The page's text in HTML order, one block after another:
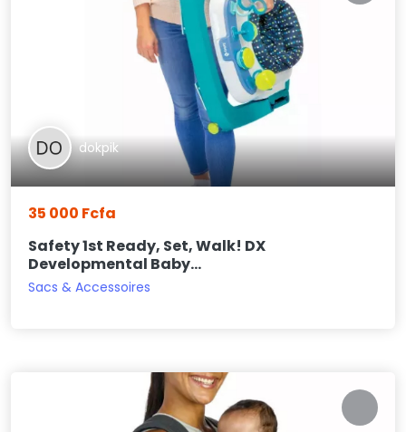
dokpik
35 000 Fcfa
Safety 1st Ready, Set, Walk! DX
Developmental Baby...
Sacs & Accessoires